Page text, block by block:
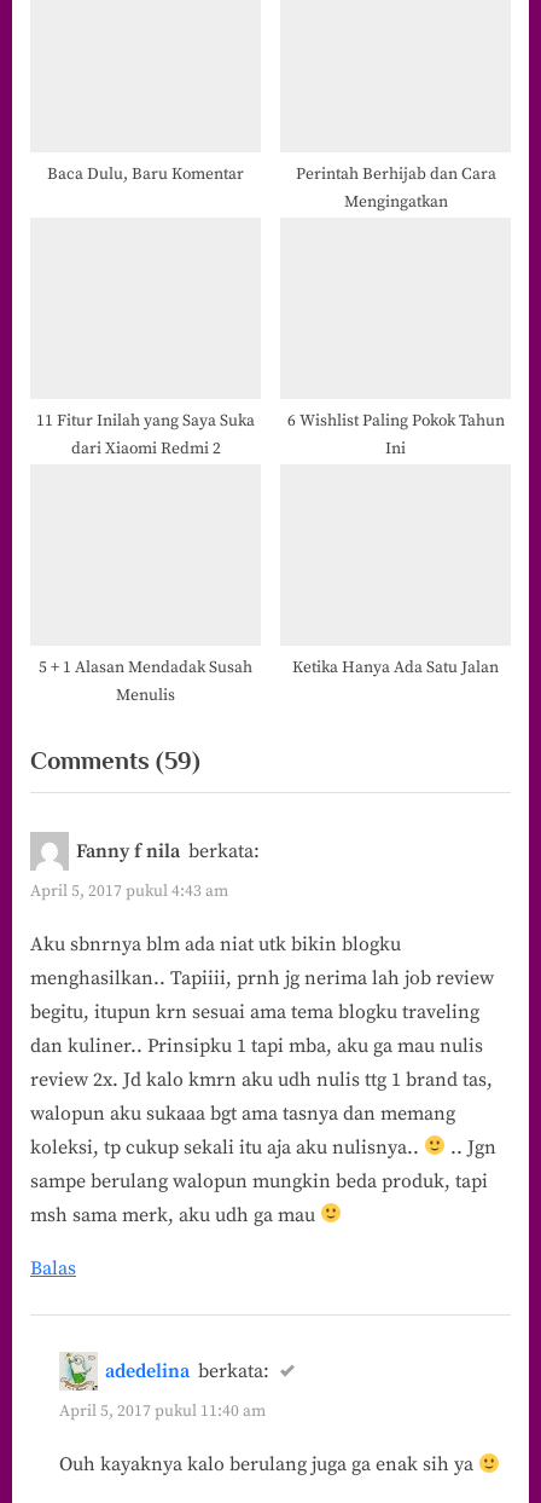
tBaca Dulu, Baru Komentar
Perintah Berhijab dan Cara
Mengingatkan
11 Fitur Inilah yang Saya Suka
dari Xiaomi Redmi 2
6 Wishlist Paling Pokok Tahun
Ini
5 + 1 Alasan Mendadak Susah
Menulis
Ketika Hanya Ada Satu Jalan
Comments (59)on
“4
Job
Review”
Fanny f nila berkata:
April 5, 2017 pukul 4:43 am
Aku sbnrnya blm ada niat utk bikin blogku
menghasilkan.. Tapiiii, prnh jg nerima lah job review
begitu, itupun krn sesuai ama tema blogku traveling
dan kuliner.. Prinsipku 1 tapi mba, aku ga mau nulis
review 2x. Jd kalo kmrn aku udh nulis ttg 1 brand tas,
walopun aku sukaaa bgt ama tasnya dan memang
koleksi, tp cukup sekali itu aja aku nulisnya..
.. Jgn
sampe berulang walopun mungkin beda produk, tapi
msh sama merk, aku udh ga mau
Balas
adedelina berkata:
April 5, 2017 pukul 11:40 am
Ouh kayaknya kalo berulang juga ga enak sih ya